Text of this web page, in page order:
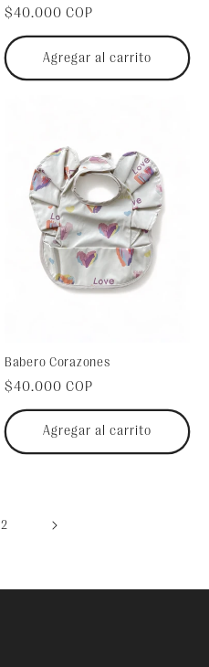
Precio
habitual
$40.000 COP
Agregar al carrito
Babero Corazones
Precio
habitual
$40.000 COP
Agregar al carrito
2